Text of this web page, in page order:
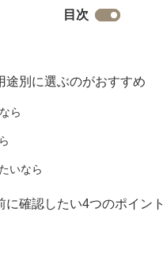
目次
途別に選ぶのがおすすめ
ら
いなら
確認したい4つのポイント